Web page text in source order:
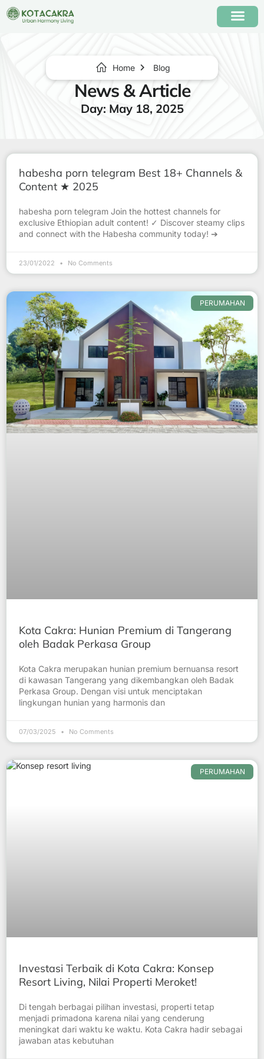
Home Blog
News & Article
Day: May 18, 2025
habesha porn telegram Best 18+ Channels &
Content ★ 2025
habesha porn telegram Join the hottest channels for
exclusive Ethiopian adult content! ✓ Discover steamy clips
and connect with the Habesha community today! ➔
23/01/2022 No Comments
PERUMAHAN
Kota Cakra: Hunian Premium di Tangerang
oleh Badak Perkasa Group
Kota Cakra merupakan hunian premium bernuansa resort
di kawasan Tangerang yang dikembangkan oleh Badak
Perkasa Group. Dengan visi untuk menciptakan
lingkungan hunian yang harmonis dan
07/03/2025 No Comments
PERUMAHAN
Investasi Terbaik di Kota Cakra: Konsep
Resort Living, Nilai Properti Meroket!
Di tengah berbagai pilihan investasi, properti tetap
menjadi primadona karena nilai yang cenderung
meningkat dari waktu ke waktu. Kota Cakra hadir sebagai
jawaban atas kebutuhan